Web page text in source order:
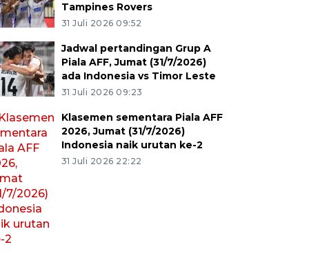
Tampines Rovers
31 Juli 2026 09:52
Jadwal pertandingan Grup A
Piala AFF, Jumat (31/7/2026)
ada Indonesia vs Timor Leste
31 Juli 2026 09:23
Klasemen sementara Piala AFF
2026, Jumat (31/7/2026)
Indonesia naik urutan ke-2
31 Juli 2026 22:22